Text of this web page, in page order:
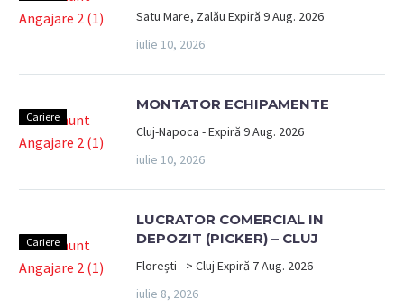
Satu Mare, Zalău Expiră 9 Aug. 2026
iulie 10, 2026
Cariere
MONTATOR ECHIPAMENTE
Cluj-Napoca - Expiră 9 Aug. 2026
iulie 10, 2026
Cariere
LUCRATOR COMERCIAL IN
DEPOZIT (PICKER) – CLUJ
Florești - > Cluj Expiră 7 Aug. 2026
iulie 8, 2026